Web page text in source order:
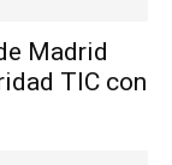
Madrid
TIC con